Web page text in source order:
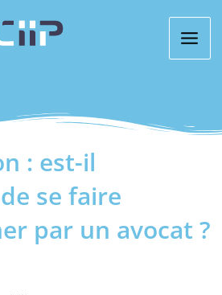
: est-il
se faire
par un avocat ?